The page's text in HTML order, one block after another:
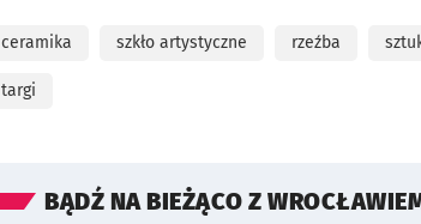
ceramika szkło artystyczne rzeźba
targi
BĄDŹ NA BIEŻĄCO Z